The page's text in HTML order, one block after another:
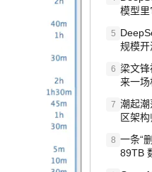
模型里
5
规模
6 梁文
来一
7 潮起
区架
8 一条“
89TB